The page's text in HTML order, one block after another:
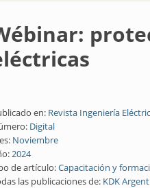
en: Revista Ingeniería
Digital
Noviembre
2024
de artículo:Capacitación y
las publicaciones de: KDK